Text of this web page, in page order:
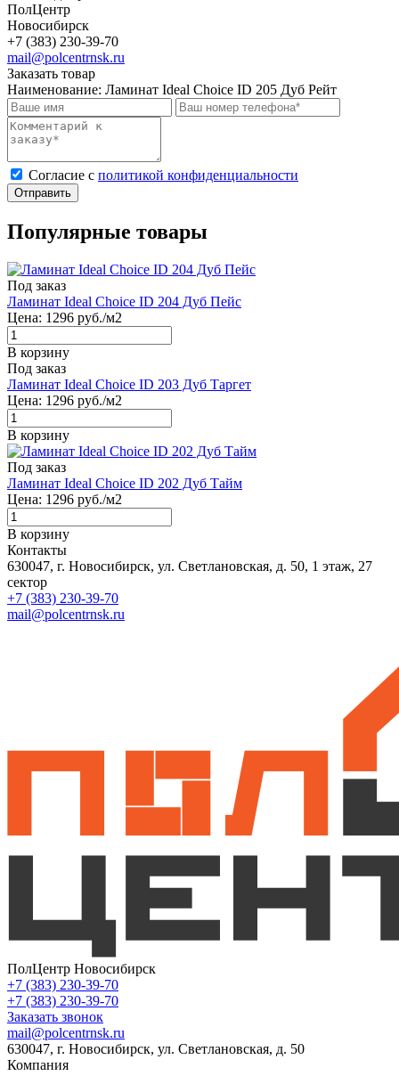
ПолЦентр
Новосибирск
+7 (383) 230-39-70
mail@polcentrnsk.ru
Заказать товар
Наименование: Ламинат Ideal Choice ID 205 Дуб Рейт
Cогласие с политикой конфиденциальности
Отправить
Популярные товары
Под заказ
Ламинат Ideal Choice ID 204 Дуб Пейс
Цена: 1296 руб./м2
В корзину
Под заказ
Ламинат Ideal Choice ID 203 Дуб Таргет
Цена: 1296 руб./м2
В корзину
Под заказ
Ламинат Ideal Choice ID 202 Дуб Тайм
Цена: 1296 руб./м2
В корзину
Контакты
630047, г. Новосибирск, ул. Светлановская, д. 50, 1 этаж, 27
сектор
+7 (383) 230-39-70
mail@polcentrnsk.ru
ПолЦентр Новосибирск
+7 (383) 230-39-70
+7 (383) 230-39-70
Заказать звонок
mail@polcentrnsk.ru
630047, г. Новосибирск, ул. Светлановская, д. 50
Компания